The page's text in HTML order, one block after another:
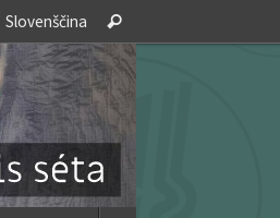
Slovenščina
for:
Search